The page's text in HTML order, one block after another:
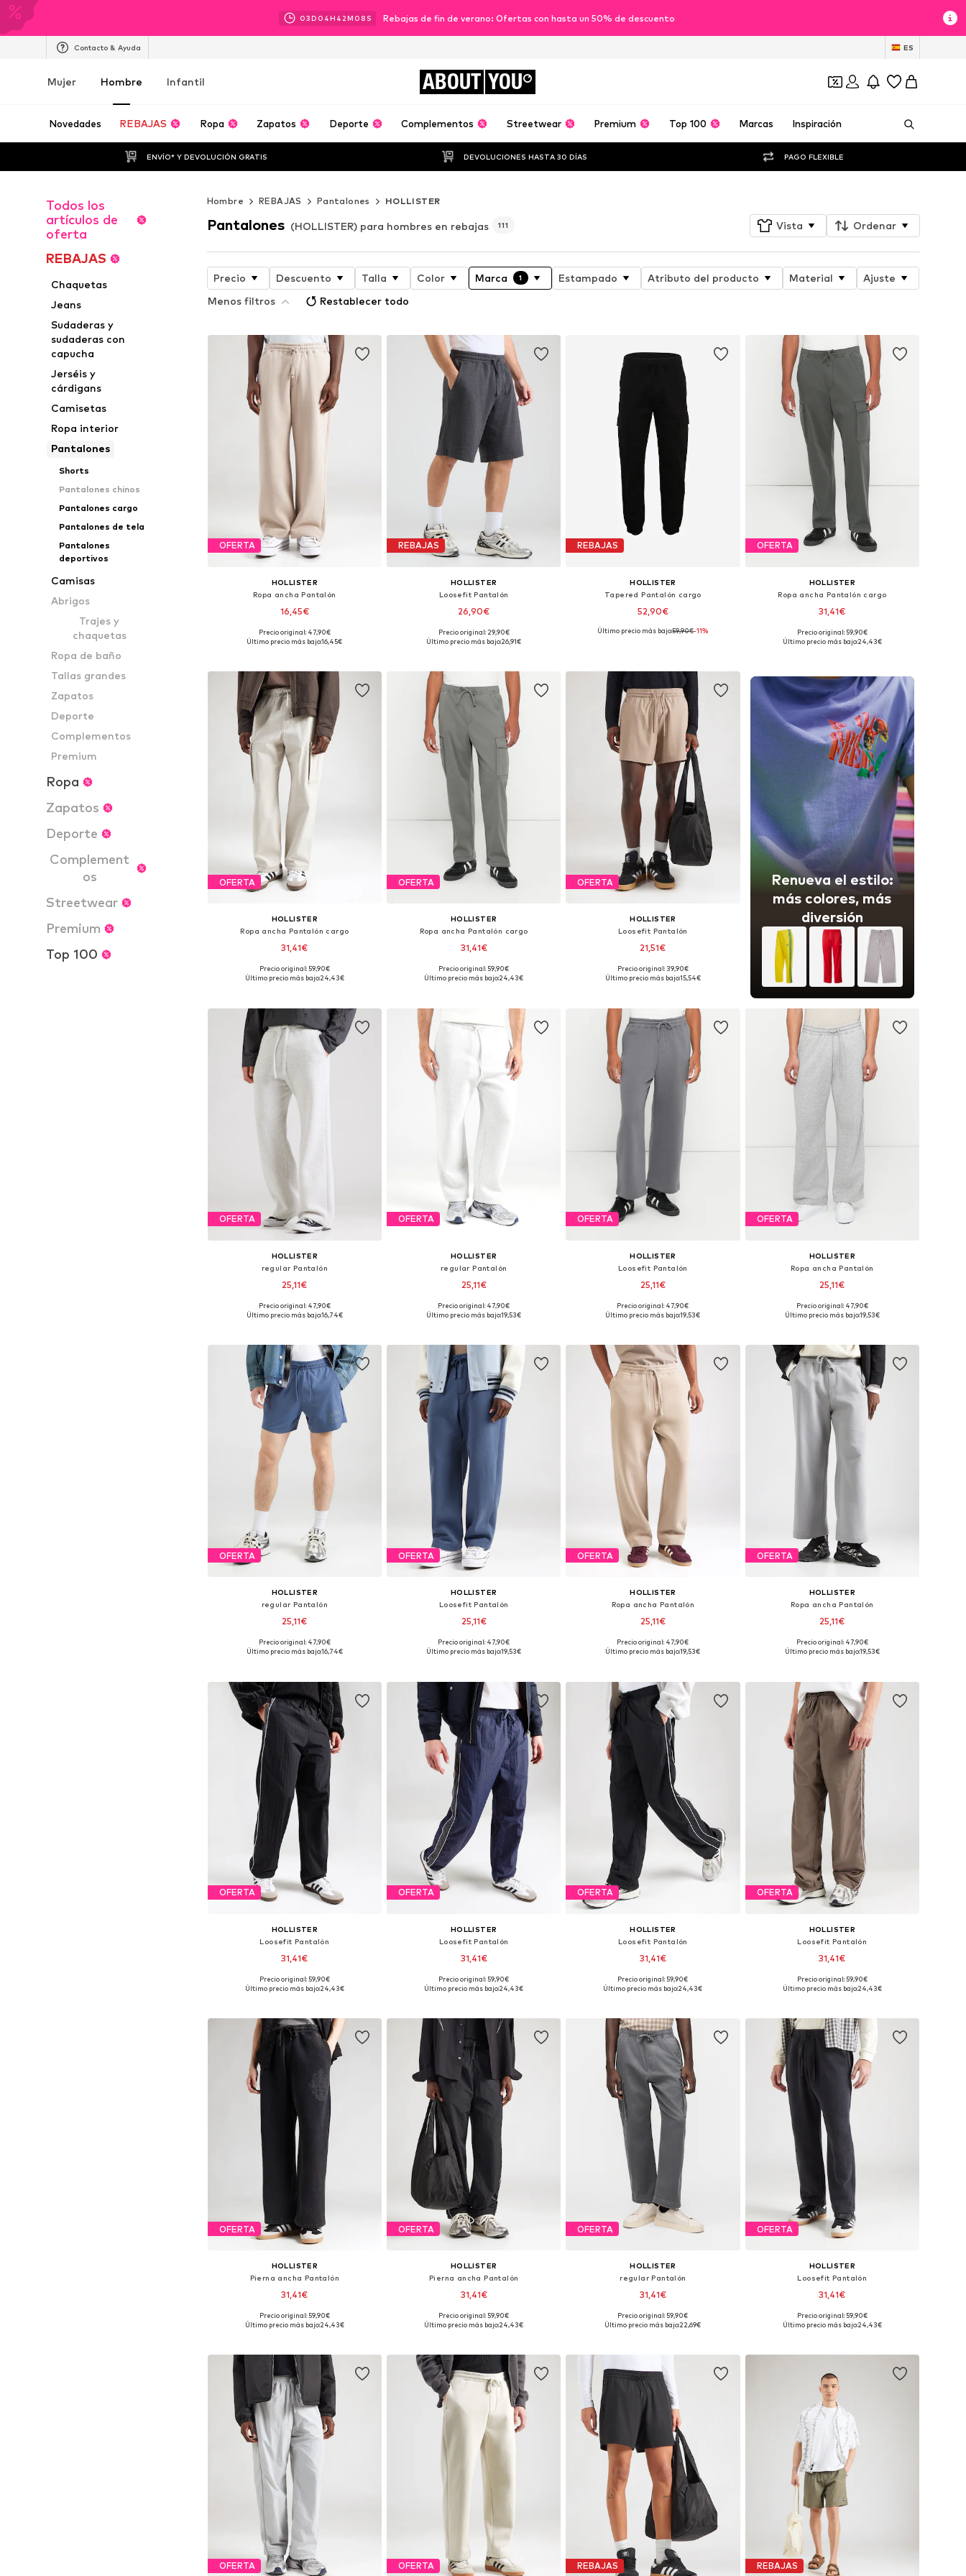
03D 04H 42M 05 S Rebajas de fin de verano: Ofertas con hasta un 50% de descuento
Contacto & Ayuda ES
Mujer Hombre Infantil ABOUT YOU
Novedades REBAJAS Ropa Zapatos Deporte Complementos Streetwear Premium Top 100 Marcas Inspiración
ENVÍO* Y DEVOLUCIÓN GRATIS DEVOLUCIONES HASTA 30 DÍAS PAGO FLEXIBLE
Todos los
artículos de
oferta
REBAJAS
Chaquetas
Jeans
Sudaderas y
sudaderas con
capucha
Jerséis y
cárdigans
Camisetas
Ropa interior
Pantalones
Shorts
Pantalones chinos
Pantalones cargo
Pantalones de tela
Pantalones
deportivos
Camisas
Abrigos
Trajes y
chaquetas
Ropa de baño
Tallas grandes
Zapatos
Deporte
Complementos
Premium
Ropa
Zapatos
Deporte
Complement
os
Streetwear
Premium
Top 100
Hombre REBAJAS Pantalones HOLLISTER
Pantalones (HOLLISTER) para hombres en rebajas 111 Vista Ordenar
Precio Descuento Talla Color Marca 1 Estampado Atributo del producto Material
Ajuste
Menos filtros
Restablecer todo
OFERTA
HOLLISTER
Ropa ancha Pantalón
16,45€
Tallas disponibles: 33, 34, 35-36
Precio original: 47,90€
Último precio más bajo:16,45€
REBAJAS
HOLLISTER
Loosefit Pantalón
26,90€
Disponible en muchas tallas
Precio original: 29,90€
Último precio más bajo:26,91€
REBAJAS
HOLLISTER
Tapered Pantalón cargo
52,90€
Tallas disponibles: 29-30, 31-32, 34, 35-36
Último precio más bajo:59,90€-11%
OFERTA
HOLLISTER
Ropa ancha Pantalón cargo
31,41€
Disponible en muchas tallas
Precio original: 59,90€
Último precio más bajo:24,43€
OFERTA
HOLLISTER
Ropa ancha Pantalón cargo
31,41€
Tallas disponibles: 31-32, 34, 35-36, 38
Precio original: 59,90€
Último precio más bajo:24,43€
OFERTA
HOLLISTER
Ropa ancha Pantalón cargo
31,41€
Tallas disponibles: 31-32, 33, 34, 35-36
Precio original: 59,90€
Último precio más bajo:24,43€
OFERTA
HOLLISTER
Loosefit Pantalón
21,51€
Disponible en muchas tallas
Precio original: 39,90€
Último precio más bajo:15,54€
Renueva el estilo:
más colores, más
diversión
OFERTA
HOLLISTER
regular Pantalón
25,11€
Disponible en muchas tallas
Precio original: 47,90€
Último precio más bajo:16,74€
OFERTA
HOLLISTER
regular Pantalón
25,11€
Disponible en muchas tallas
Precio original: 47,90€
Último precio más bajo:19,53€
OFERTA
HOLLISTER
Loosefit Pantalón
25,11€
Disponible en muchas tallas
Precio original: 47,90€
Último precio más bajo:19,53€
OFERTA
HOLLISTER
Ropa ancha Pantalón
25,11€
Disponible en muchas tallas
Precio original: 47,90€
Último precio más bajo:19,53€
OFERTA
HOLLISTER
regular Pantalón
25,11€
Disponible en muchas tallas
Precio original: 47,90€
Último precio más bajo:16,74€
OFERTA
HOLLISTER
Loosefit Pantalón
25,11€
Tallas disponibles: 31-32, 33, 34, 35-36
Precio original: 47,90€
Último precio más bajo:19,53€
OFERTA
HOLLISTER
Ropa ancha Pantalón
25,11€
Tallas disponibles: 31-32, 33, 34, 35-36
Precio original: 47,90€
Último precio más bajo:19,53€
OFERTA
HOLLISTER
Ropa ancha Pantalón
25,11€
Disponible en muchas tallas
Precio original: 47,90€
Último precio más bajo:19,53€
OFERTA
HOLLISTER
Loosefit Pantalón
31,41€
Disponible en muchas tallas
Precio original: 59,90€
Último precio más bajo:24,43€
OFERTA
HOLLISTER
Loosefit Pantalón
31,41€
Disponible en muchas tallas
Precio original: 59,90€
Último precio más bajo:24,43€
OFERTA
HOLLISTER
Loosefit Pantalón
31,41€
Disponible en muchas tallas
Precio original: 59,90€
Último precio más bajo:24,43€
OFERTA
HOLLISTER
Loosefit Pantalón
31,41€
Disponible en muchas tallas
Precio original: 59,90€
Último precio más bajo:24,43€
OFERTA
HOLLISTER
Pierna ancha Pantalón
31,41€
Disponible en muchas tallas
Precio original: 59,90€
Último precio más bajo:24,43€
OFERTA
HOLLISTER
Pierna ancha Pantalón
31,41€
Disponible en muchas tallas
Precio original: 59,90€
Último precio más bajo:24,43€
OFERTA
HOLLISTER
regular Pantalón
31,41€
Disponible en muchas tallas
Precio original: 59,90€
Último precio más bajo:22,69€
OFERTA
HOLLISTER
Loosefit Pantalón
31,41€
Disponible en muchas tallas
Precio original: 59,90€
Último precio más bajo:24,43€
OFERTA OFERTA REBAJAS REBAJAS